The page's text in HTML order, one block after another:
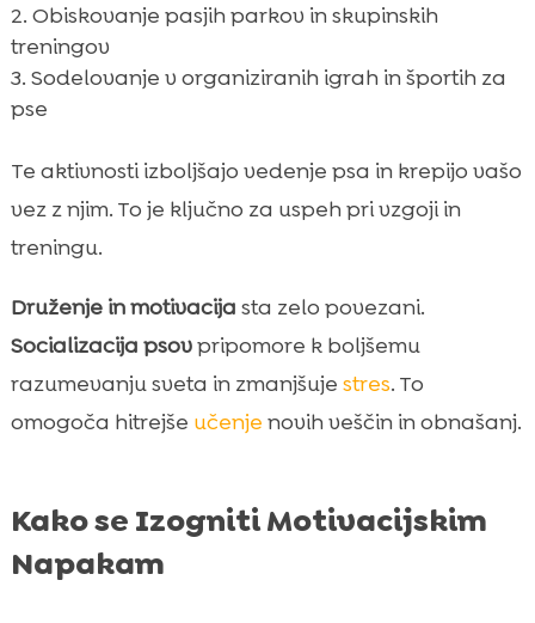
Obiskovanje pasjih parkov in skupinskih
treningov
Sodelovanje v organiziranih igrah in športih za
pse
Te aktivnosti izboljšajo vedenje psa in krepijo vašo
vez z njim. To je ključno za uspeh pri vzgoji in
treningu.
Druženje in motivacija sta zelo povezani.
Socializacija psovpripomore k boljšemu
razumevanju sveta in zmanjšuje stres. To
omogoča hitrejše učenje novih veščin in obnašanj.
Kako se Izogniti Motivacijskim
Napakam